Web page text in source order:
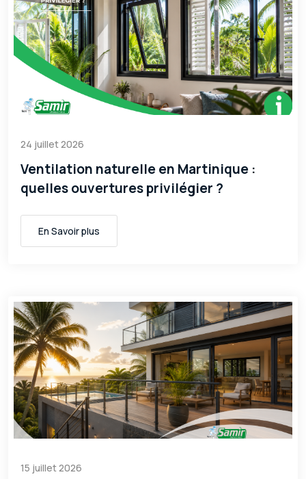
24 juillet 2026
Ventilation naturelle en Martinique :
quelles ouvertures privilégier ?
En Savoir plus
15 juillet 2026